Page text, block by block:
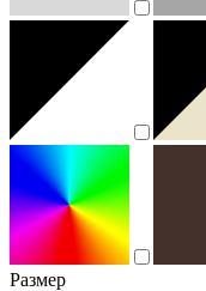
Размер